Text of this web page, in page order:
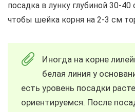
посадка в лунку глубиной 30-
чтобы шейка корня на 2-3 см
Иногда на корне
белая линия у
есть уровень посадки
ориентируемся. После